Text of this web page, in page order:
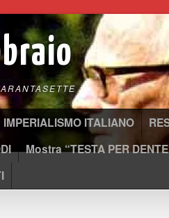
IMPERIALISMO ITALIANO
Mostra “TESTA PER